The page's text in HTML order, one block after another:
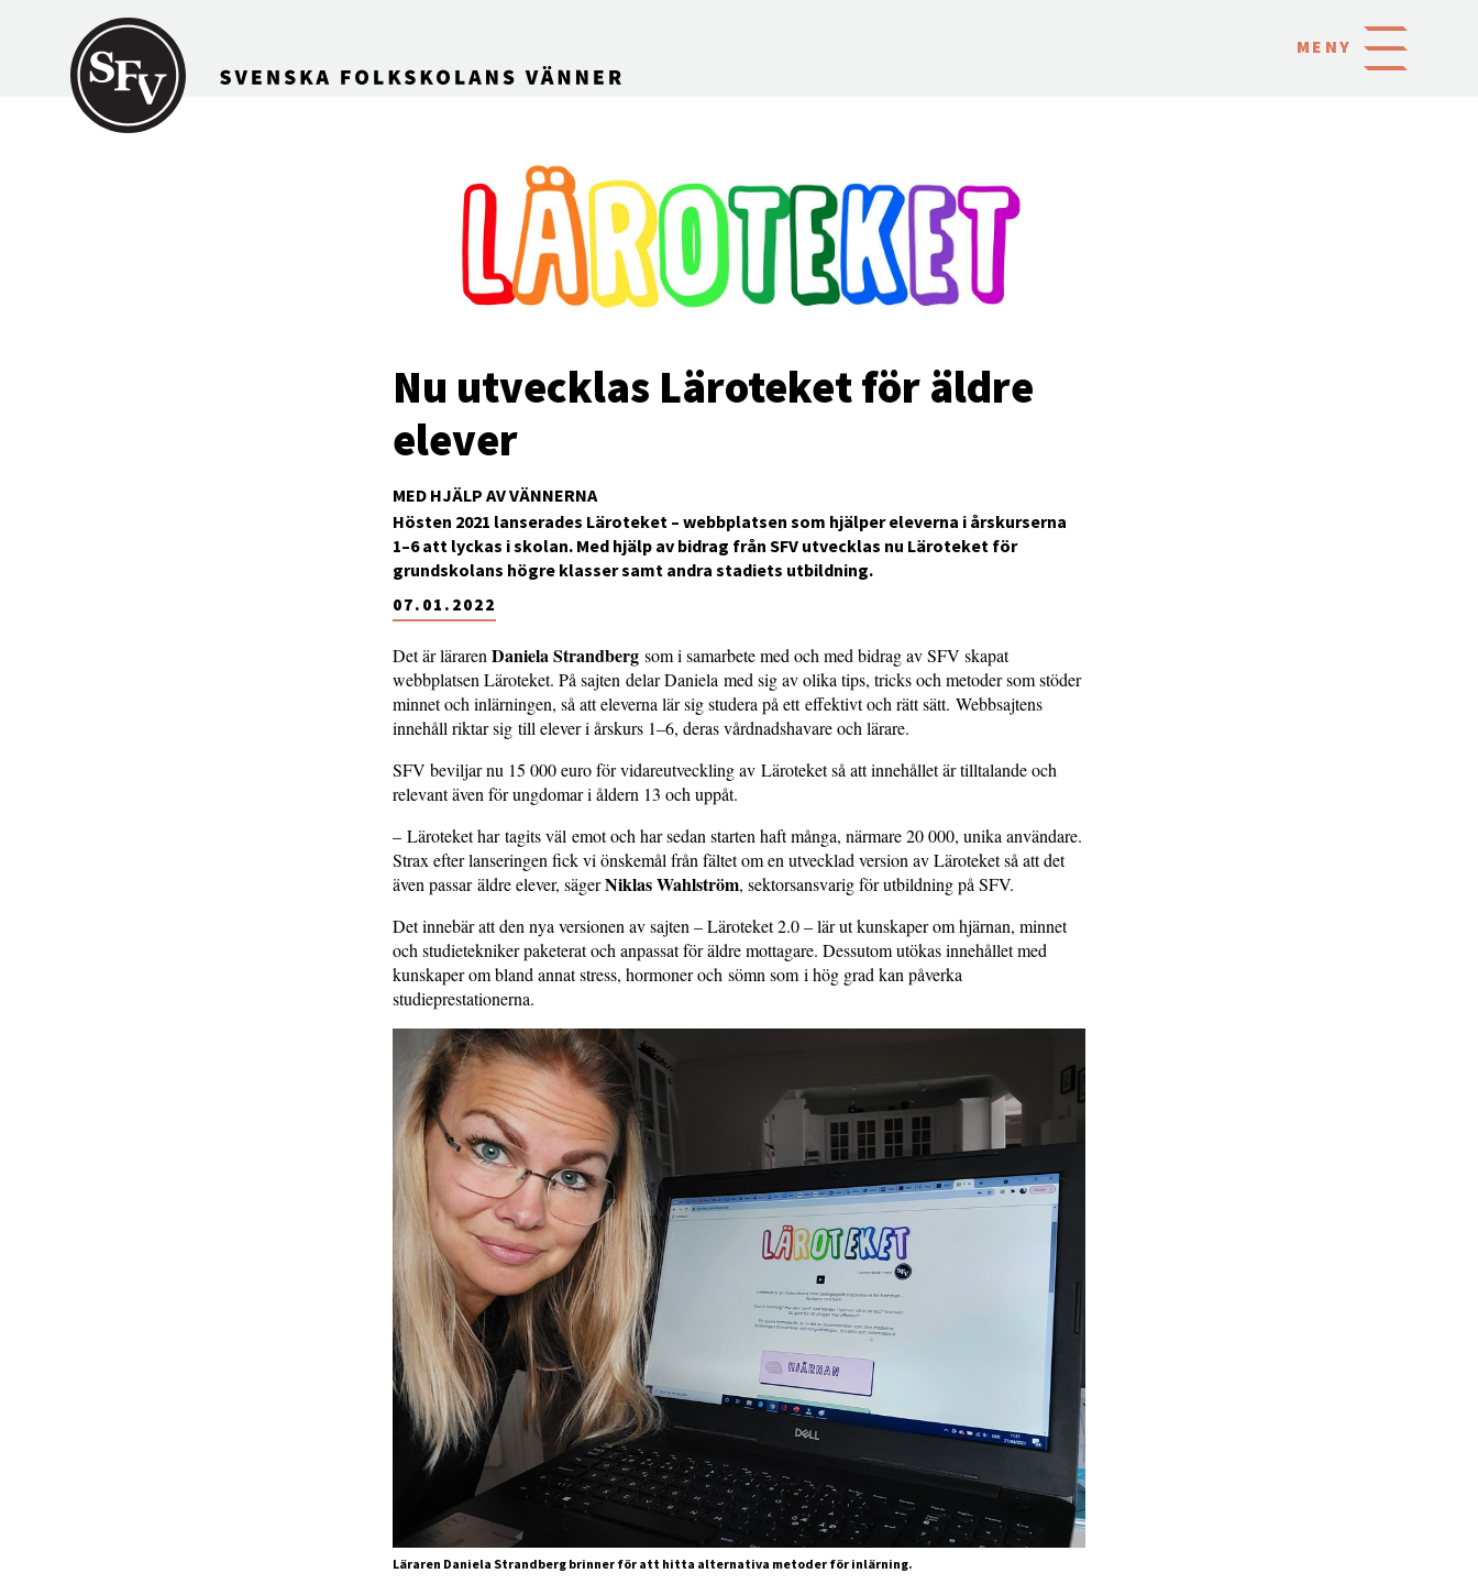
Gå till innehållet
MENY
MED HJÄLP AV VÄNNERNA
Nu utvecklas Läroteket för äldre
elever
07.01.2022
Hösten 2021 lanserades Läroteket – webbplatsen som hjälper eleverna i årskurserna
1–6 att lyckas i skolan. Med hjälp av bidrag från SFV utvecklas nu Läroteket för
grundskolans högre klasser samt andra stadiets utbildning.
Det är läraren Daniela Strandberg som i samarbete med och med bidrag av SFV skapat
webbplatsen Läroteket. På sajten delar Daniela med sig av olika tips, tricks och metoder som stöder
minnet och inlärningen, så att eleverna lär sig studera på ett effektivt och rätt sätt. Webbsajtens
innehåll riktar sig till elever i årskurs 1–6, deras vårdnadshavare och lärare.
SFV beviljar nu 15 000 euro för vidareutveckling av Läroteket så att innehållet är tilltalande och
relevant även för ungdomar i åldern 13 och uppåt.
– Läroteket har tagits väl emot och har sedan starten haft många, närmare 20 000, unika användare.
Strax efter lanseringen fick vi önskemål från fältet om en utvecklad version av Läroteket så att det
även passar äldre elever, sägerNiklas Wahlström, sektorsansvarig för utbildning på SFV.
Det innebär att den nya versionen av sajten – Läroteket 2.0 – lär ut kunskaper om hjärnan, minnet
och studietekniker paketerat och anpassat för äldre mottagare. Dessutom utökas innehållet med
kunskaper om bland annat stress, hormoner och sömn som i hög grad kan påverka
studieprestationerna.
Läraren Daniela Strandberg brinner för att hitta alternativa metoder för inlärning.